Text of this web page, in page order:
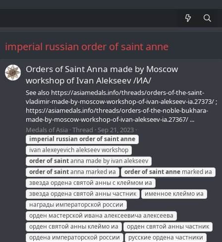
imperial russian order of saint anne
Orders of Saint Anna made by Moscow
workshop of Ivan Alekseev /ИА/
See also https://asiamedals.info/threads/orders-of-the-saint-
vladimir-made-by-moscow-workshop-of-ivan-alekseev-ia.27373/ ;
https://asiamedals.info/threads/orders-of-the-noble-bukhara-
made-by-moscow-workshop-of-ivan-alekseev-ia.27367/ ...
Medals of Asia Thread Sep 21, 2023
imperial russian orderofsaintanne
ivan alexeyevich alekseev workshop
orderofsaintanna made by ivan alekseev
orderofsaintanna marked иа orderofsaintanne marked иа
звезда ордена святой анны с клеймом иа
звезда ордена святой анны частник
именное клеймо иа
награды императорской россии
орден мастерской ивана алексеевича алексеева
орден святой анны клеймо иа
орден святой анны частник
ордена императорской россии
русские ордена частники